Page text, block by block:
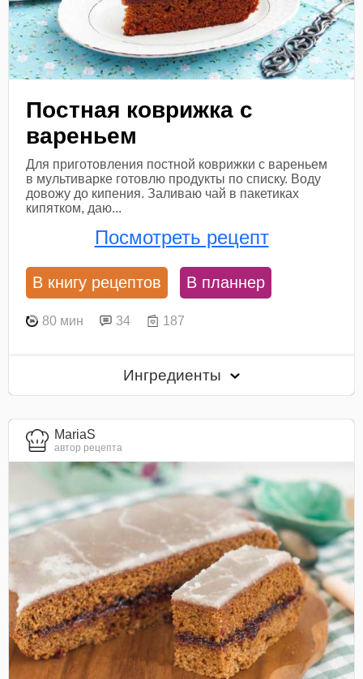
Постная коврижка с
вареньем
Для приготовления постной коврижки с вареньем
в мультиварке готовлю продукты по списку. Воду
довожу до кипения. Заливаю чай в пакетиках
кипятком, даю...
Посмотреть рецепт
В книгу рецептов В планнер
80 мин 34 187
Ингредиенты
MariaS
автор рецепта